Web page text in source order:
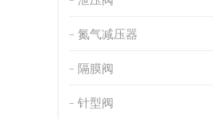
氮气减压器
隔膜阀
针型阀